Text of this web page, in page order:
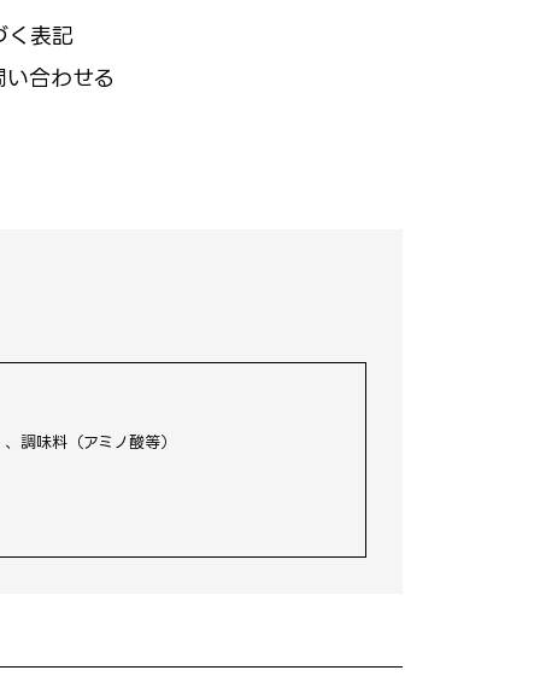
く表記
合わせる
調味料（アミノ酸等）